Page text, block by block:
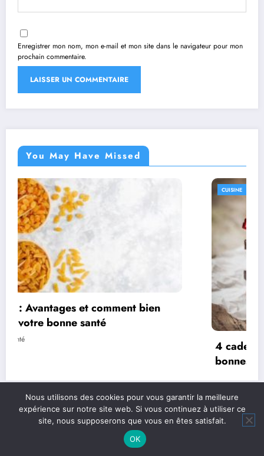
Enregistrer mon nom, mon e-mail et mon site dans le navigateur pour mon
prochain commentaire.
You May Have Missed
CUISINE
4 cadeaux gourmands pour amateur de
WordPressThème 2026 | Powered By
Nous utilisons des cookies pour vous garantir la meilleure
expérience sur notre site web. Si vous continuez à utiliser ce
site, nous supposerons que vous en êtes satisfait.
OK